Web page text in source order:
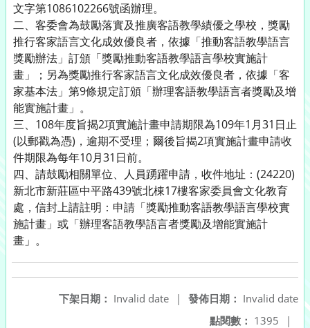
文字第1086102266號函辦理。
二、客委會為鼓勵落實及推廣客語教學績優之學校，獎勵
推行客家語言文化成效優良者，依據「推動客語教學語言
獎勵辦法」訂頒「獎勵推動客語教學語言學校實施計
畫」；另為獎勵推行客家語言文化成效優良者，依據「客
家基本法」第9條規定訂頒「辦理客語教學語言者獎勵及增
能實施計畫」。
三、108年度旨揭2項實施計畫申請期限為109年1月31日止
(以郵戳為憑)，逾期不受理；爾後旨揭2項實施計畫申請收
件期限為每年10月31日前。
四、請鼓勵相關單位、人員踴躍申請，收件地址：(24220)
新北市新莊區中平路439號北棟17樓客家委員會文化教育
處，信封上請註明：申請「獎勵推動客語教學語言學校實
施計畫」或「辦理客語教學語言者獎勵及增能實施計
畫」。
發佈日期： Invalid date
下架日期： Invalid date
|
點閱數： 1395 |